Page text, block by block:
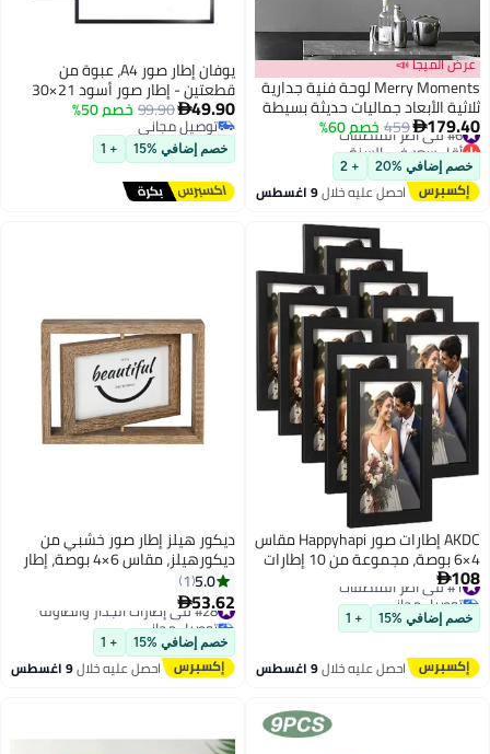
عرض الميجا 📣
Merry Moments لوحة فنية جدارية
ثلاثية الأبعاد جماليات حديثة بسيطة
معمارية جدارية فنية جميلة من
القماش مطبوعة على القماش
لديكور المنزل والمكتب وغرفة
المعيشة وديكور الفندق بإطار أسود
70 × 100 سم
179.40
459 خصم 60% #6 في أطر الملصقات
أقل سعر في السنة
#6 في أطر الملصقات
خصم إضافي %20 + 2
احصل عليه خلال9 اغسطس
يوفان إطار صور A4، عبوة من
قطعتين - إطار صور أسود 21×30
سم، إطار شهادات للتعليق على
الحائط أو العرض على سطح الطاولة،
مجموعة من قطعتين
49.90
99.90خصم 50%
توصيل مجاني
توصيل مجاني
خصم إضافي %15 + 1
AKDC إطارات صور Happyhapi مقاس
4×6 بوصة، مجموعة من 10 إطارات
صور خشبية، لتزيين سطح الطاولة أو
الحائط للصور واللوحات والمناظر
الطبيعية والملصقات والأعمال
الفنية (أسود)
108
#1 في أطر الملصقات
توصيل مجاني
#1 في أطر الملصقات
خصم إضافي %15 + 1
احصل عليه خلال9 اغسطس
ديكور هيلز إطار صور خشبي من
ديكورهيلز، مقاس 6×4 بوصة، إطار
صور دوار مزدوج الجوانب مع نافذة
زجاجية | حامل سميك للعرض على
المكتب أو الطاولة، مقاس
15.8×20.8×3 سم، لون طبيعي
5.0
1
53.62
#28 في إطارات الجدار والطاولة
توصيل مجاني
#28 في إطارات الجدار والطاولة
خصم إضافي %15 + 1
احصل عليه خلال9 اغسطس